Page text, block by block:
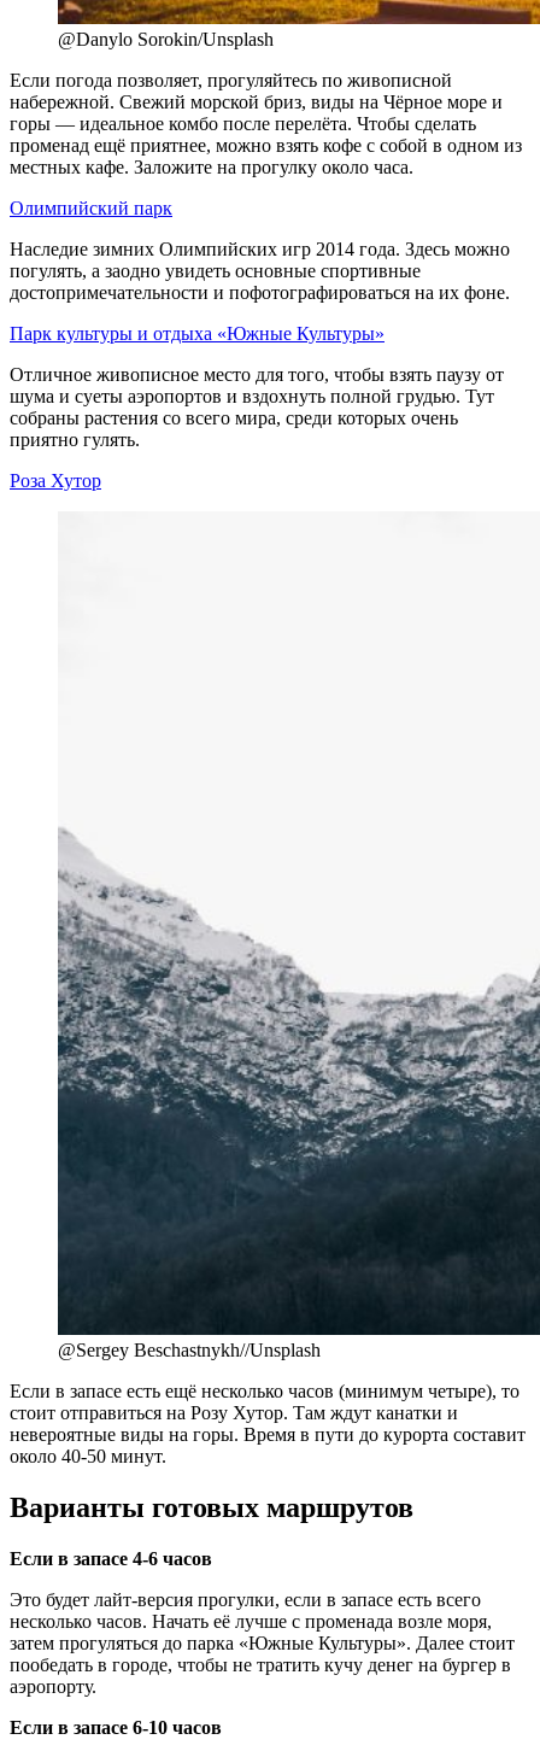
@Danylo Sorokin/Unsplash
Если погода позволяет, прогуляйтесь по живописной
набережной. Свежий морской бриз, виды на Чёрное море и
горы — идеальное комбо после перелёта. Чтобы сделать
променад ещё приятнее, можно взять кофе с собой в одном из
местных кафе. Заложите на прогулку около часа.
Олимпийский парк
Наследие зимних Олимпийских игр 2014 года. Здесь можно
погулять, а заодно увидеть основные спортивные
достопримечательности и пофотографироваться на их фоне.
Парк культуры и отдыха «Южные Культуры»
Отличное живописное место для того, чтобы взять паузу от
шума и суеты аэропортов и вздохнуть полной грудью. Тут
собраны растения со всего мира, среди которых очень
приятно гулять.
Роза Хутор
@Sergey Beschastnykh//Unsplash
Если в запасе есть ещё несколько часов (минимум четыре), то
стоит отправиться на Розу Хутор. Там ждут канатки и
невероятные виды на горы. Время в пути до курорта составит
около 40-50 минут.
Варианты готовых маршрутов
Если в запасе 4-6 часов
Это будет лайт-версия прогулки, если в запасе есть всего
несколько часов. Начать её лучше с променада возле моря,
затем прогуляться до парка «Южные Культуры». Далее стоит
пообедать в городе, чтобы не тратить кучу денег на бургер в
аэропорту.
Если в запасе 6-10 часов